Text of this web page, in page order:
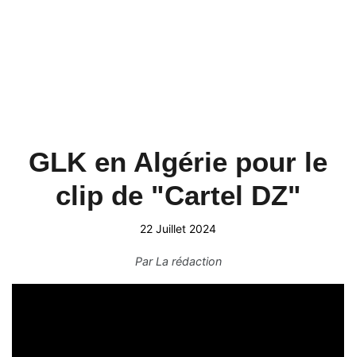
GLK en Algérie pour le
clip de "Cartel DZ"
22 Juillet 2024
ParLa rédaction